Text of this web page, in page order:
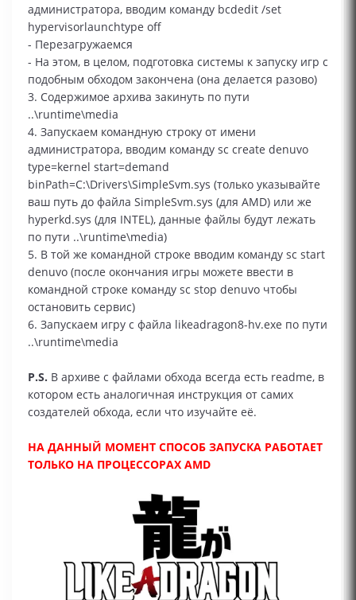
администратора, вводим команду bcdedit /set
hypervisorlaunchtype off
- Перезагружаемся
- На этом, в целом, подготовка системы к запуску игр с
подобным обходом закончена (она делается разово)
3. Содержимое архива закинуть по пути
..\runtime\media
4. Запускаем командную строку от имени
администратора, вводим команду sc create denuvo
type=kernel start=demand
binPath=C:\Drivers\SimpleSvm.sys (только указывайте
ваш путь до файла SimpleSvm.sys (для AMD) или же
hyperkd.sys (для INTEL), данные файлы будут лежать
по пути ..\runtime\media)
5. В той же командной строке вводим команду sc start
denuvo (после окончания игры можете ввести в
командной строке команду sc stop denuvo чтобы
остановить сервис)
6. Запускаем игру с файла likeadragon8-hv.exe по пути
..\runtime\media
P.S. В архиве с файлами обхода всегда есть readme, в
котором есть аналогичная инструкция от самих
создателей обхода, если что изучайте её.
НА ДАННЫЙ МОМЕНТ СПОСОБ ЗАПУСКА РАБОТАЕТ
ТОЛЬКО НА ПРОЦЕССОРАХ AMD